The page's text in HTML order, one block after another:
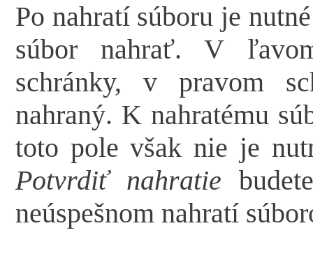
Po nahratí súboru je
súbor nahrať. V
schránky, v pravom
nahraný. K nahratému
toto pole však nie je
Potvrdiť nahratie
neúspešnom nahratí